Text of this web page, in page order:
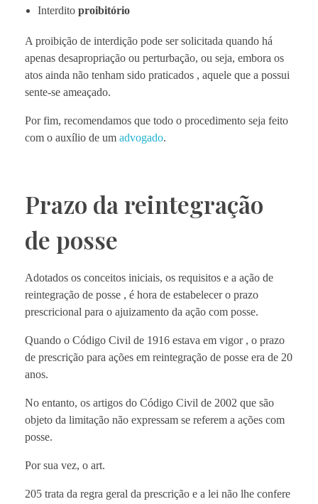
Interdito proibitório
A proibição de interdição pode ser solicitada quando há
apenas desapropriação ou perturbação, ou seja, embora os
atos ainda não tenham sido praticados , aquele que a possui
sente-se ameaçado.
Por fim, recomendamos que todo o procedimento seja feito
com o auxílio de um advogado.
Prazo da reintegração
de posse
Adotados os conceitos iniciais, os requisitos e a ação de
reintegração de posse , é hora de estabelecer o prazo
prescricional para o ajuizamento da ação com posse.
Quando o Código Civil de 1916 estava em vigor , o prazo
de prescrição para ações em reintegração de posse era de 20
anos.
No entanto, os artigos do Código Civil de 2002 que são
objeto da limitação não expressam se referem a ações com
posse.
Por sua vez, o art.
205 trata da regra geral da prescrição e a lei não lhe confere